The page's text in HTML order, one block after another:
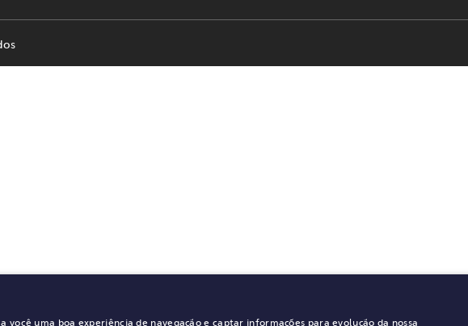
uma boa experiência de navegação e captar informações para evolução da nossa